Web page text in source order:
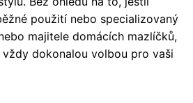
použití nebo specializovaný
majitele domácích mazlíčků,
dokonalou volbou pro vaši